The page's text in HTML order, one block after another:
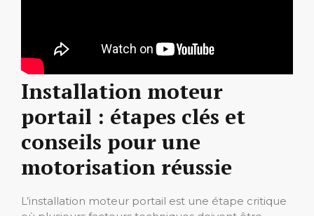
Installation moteur
portail : étapes clés et
conseils pour une
motorisation réussie
L’installation moteur portail est une étape critique